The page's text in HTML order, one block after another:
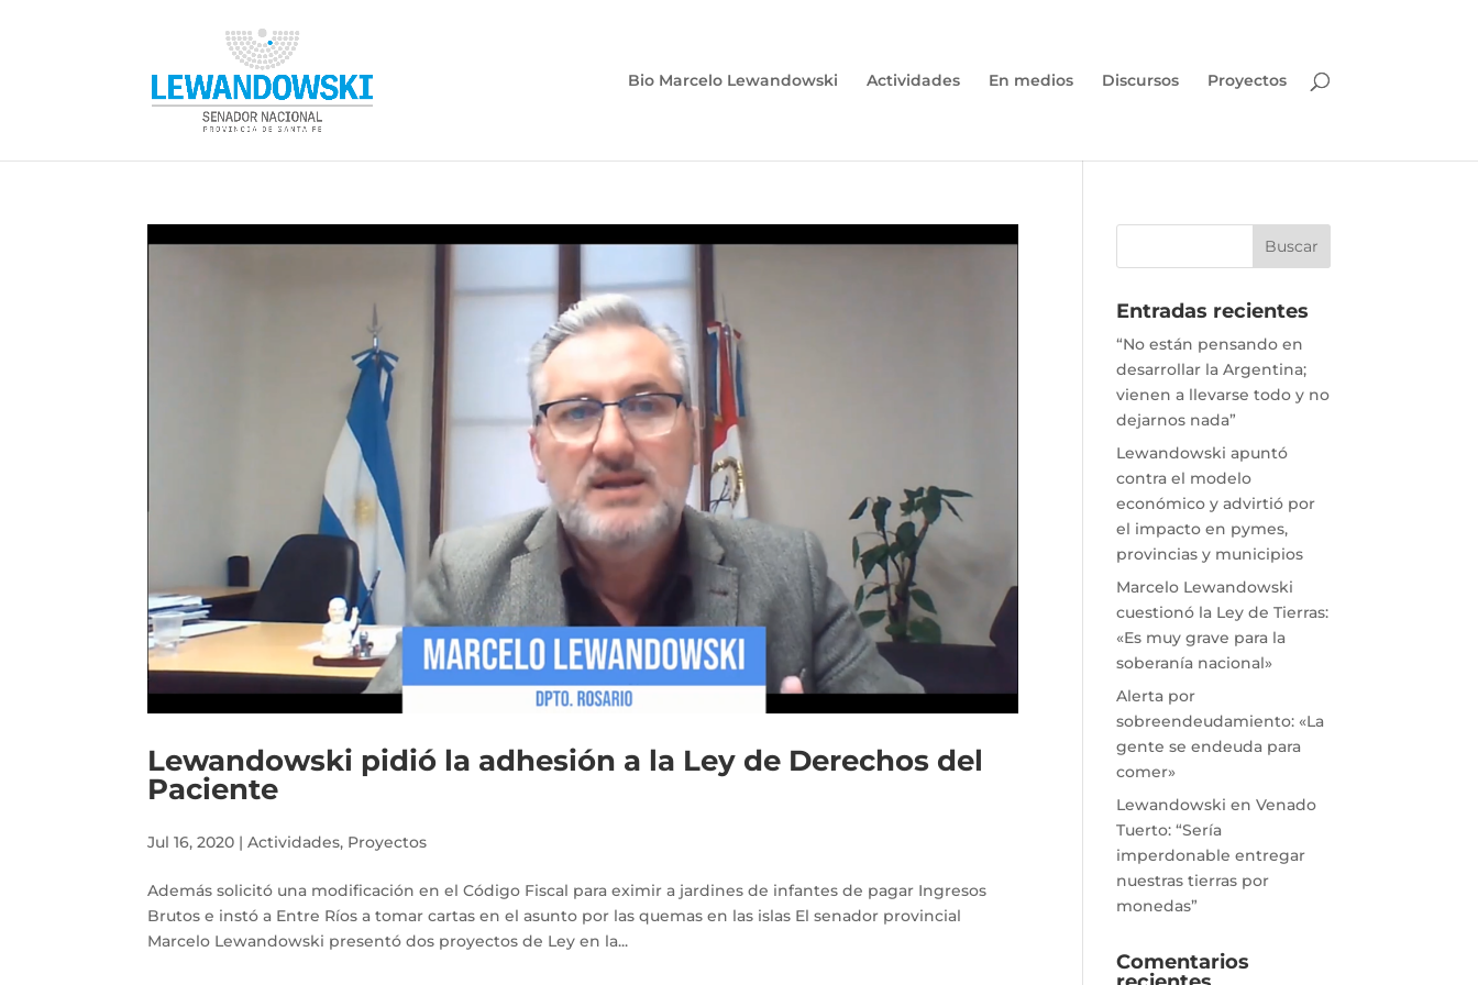
Bio Marcelo Lewandowski Actividades En medios Discursos Proyectos
Lewandowski pidió la adhesión a la Ley de Derechos del
Paciente
Jul 16, 2020 |Actividades, Proyectos
Además solicitó una modificación en el Código Fiscal para eximir a jardines de infantes de pagar Ingresos
Brutos e instó a Entre Ríos a tomar cartas en el asunto por las quemas en las islas El senador provincial
Marcelo Lewandowski presentó dos proyectos de Ley en la...
Entradas recientes
“No están pensando en
desarrollar la Argentina;
vienen a llevarse todo y no
dejarnos nada”
Lewandowski apuntó
contra el modelo
económico y advirtió por
el impacto en pymes,
provincias y municipios
Marcelo Lewandowski
cuestionó la Ley de Tierras:
«Es muy grave para la
soberanía nacional»
Alerta por
sobreendeudamiento: «La
gente se endeuda para
comer»
Lewandowski en Venado
Tuerto: “Sería
imperdonable entregar
nuestras tierras por
monedas”
Comentarios